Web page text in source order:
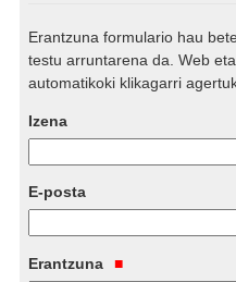
Erantzuna formulario hau
testu arruntarena da. Web
automatikoki klikagarri
Izena
E-posta
Erantzuna